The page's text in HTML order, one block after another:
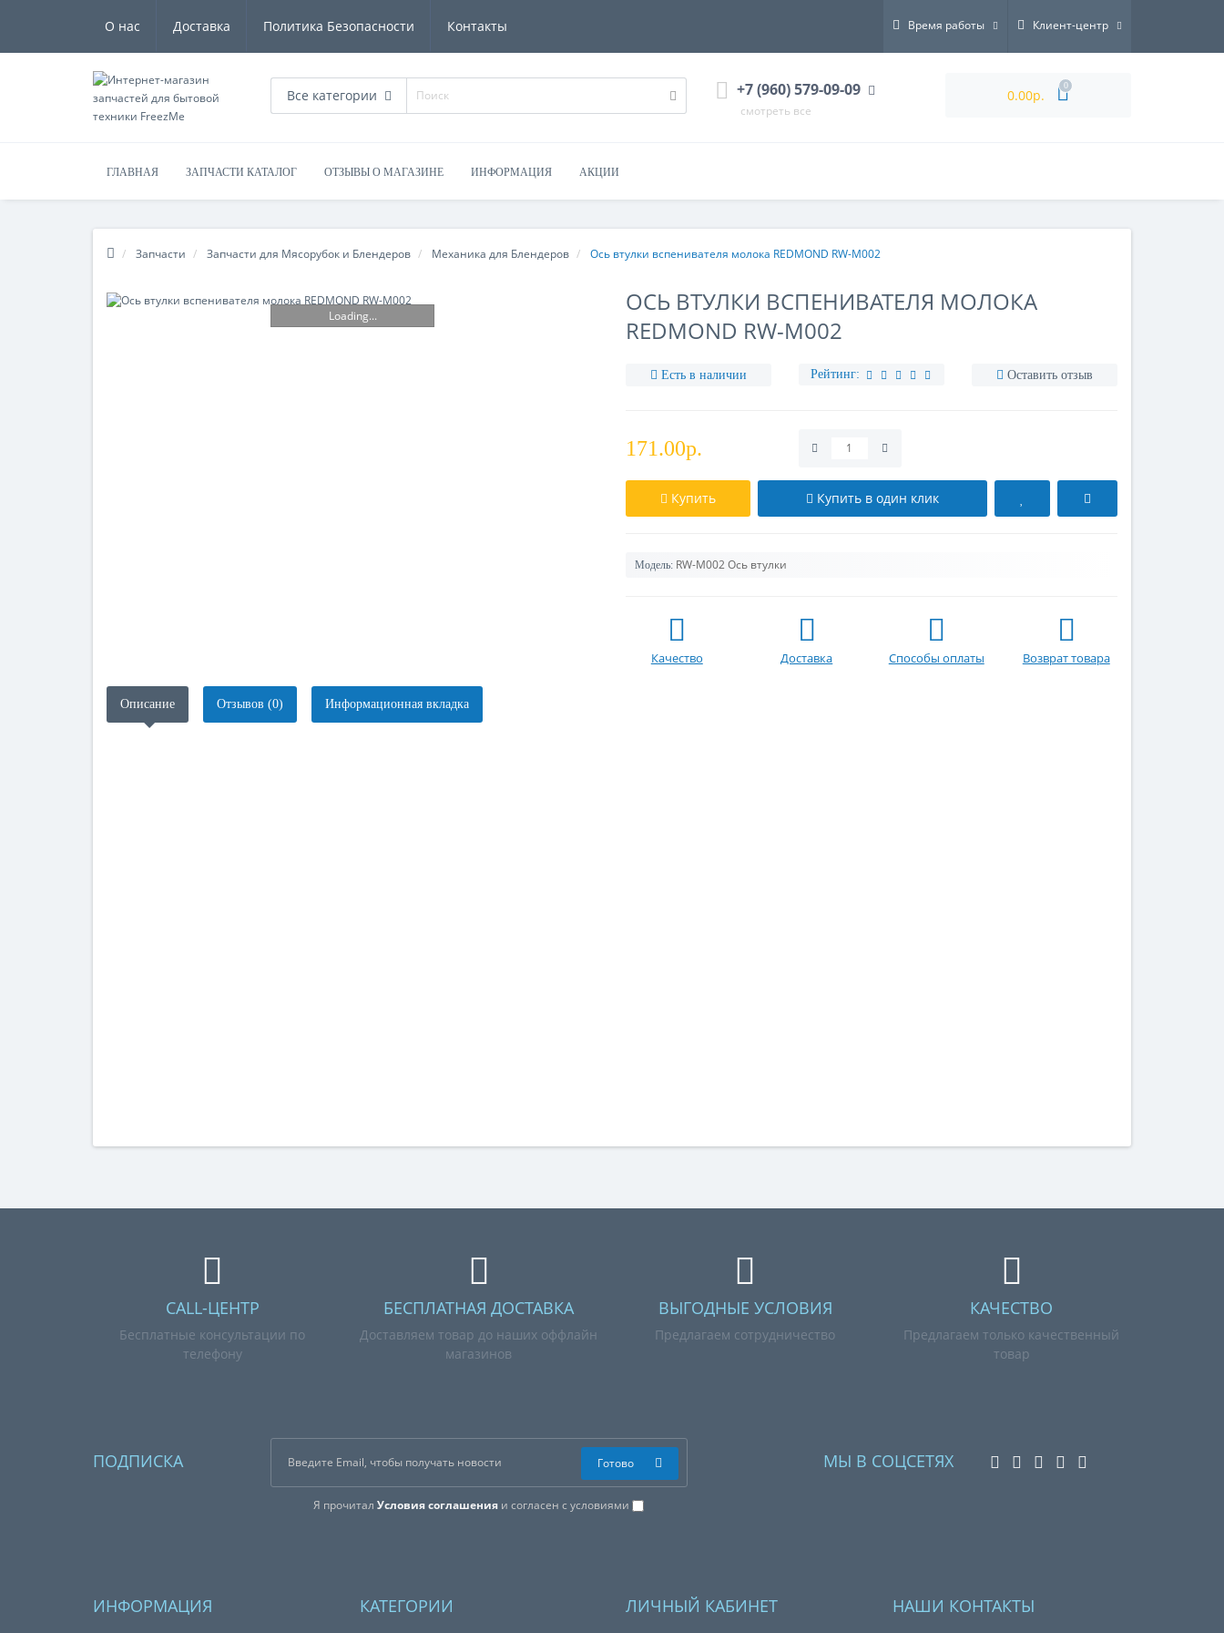
О нас Доставка Политика Безопасности Контакты Время работы Клиент-центр
Все категории +7 (960) 579-09-09
смотреть все
0.00р.
0
ГЛАВНАЯ ЗАПЧАСТИ КАТАЛОГ ОТЗЫВЫ О МАГАЗИНЕ ИНФОРМАЦИЯ АКЦИИ
Запчасти Запчасти для Мясорубок и Блендеров Механика для Блендеров Ось втулки вспенивателя молока REDMOND RW-M002
Loading...
ОСЬ ВТУЛКИ ВСПЕНИВАТЕЛЯ МОЛОКА
REDMOND RW-M002
Есть в наличии Рейтинг: Оставить отзыв
171.00р.
Купить Купить в один клик
Модель: RW-M002 Ось втулки
Качество Доставка Способы оплаты Возврат товара
Описание Отзывов (0) Информационная вкладка
CALL-ЦЕНТР
Бесплатные консультации по
телефону
БЕСПЛАТНАЯ ДОСТАВКА
Доставляем товар до наших оффлайн
магазинов
ВЫГОДНЫЕ УСЛОВИЯ
Предлагаем сотрудничество
КАЧЕСТВО
Предлагаем только качественный
товар
ПОДПИСКА
Я прочиталУсловия соглашения и согласен с условиями
Готово МЫ В СОЦСЕТЯХ
ИНФОРМАЦИЯ КАТЕГОРИИ ЛИЧНЫЙ КАБИНЕТ НАШИ КОНТАКТЫ